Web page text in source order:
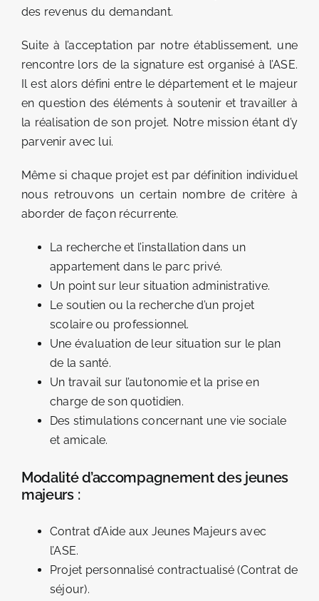
des revenus du demandant.
Suite à l’acceptation par notre établissement, une
rencontre lors de la signature est organisé à l’ASE.
Il est alors défini entre le département et le majeur
en question des éléments à soutenir et travailler à
la réalisation de son projet. Notre mission étant d’y
parvenir avec lui.
Même si chaque projet est par définition individuel
nous retrouvons un certain nombre de critère à
aborder de façon récurrente.
La recherche et l’installation dans un
appartement dans le parc privé.
Un point sur leur situation administrative.
Le soutien ou la recherche d’un projet
scolaire ou professionnel.
Une évaluation de leur situation sur le plan
de la santé.
Un travail sur l’autonomie et la prise en
charge de son quotidien.
Des stimulations concernant une vie sociale
et amicale.
Modalité d’accompagnement des jeunes
majeurs :
Contrat d’Aide aux Jeunes Majeurs avec
l’ASE.
Projet personnalisé contractualisé (Contrat de
séjour).